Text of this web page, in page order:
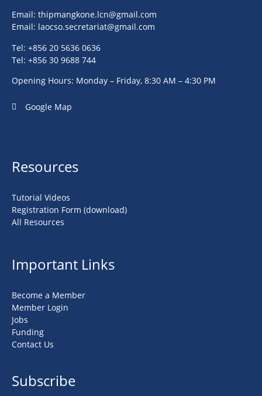
Email: thipmangkone.lcn@gmail.com
Email: laocso.secretariat@gmail.com
Tel: +856 20 5636 0636
Tel: +856 30 9688 744
Opening Hours: Monday – Friday, 8:30 AM – 4:30 PM
Google Map
Resources
Tutorial Videos
Registration Form (download)
All Resources
Important Links
Become a Member
Member Login
Jobs
Funding
Contact Us
Subscribe